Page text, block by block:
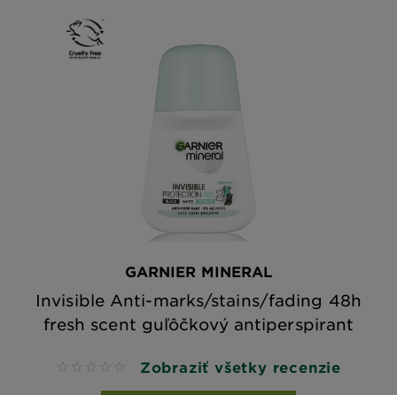
GARNIER MINERAL
Invisible Anti-marks/stains/fading 48h
fresh scent guľôčkový antiperspirant
No reviews Zobraziť všetky recenzie